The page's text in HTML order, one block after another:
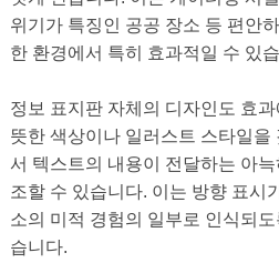
위기가 특징인 공공 장소 등 편안
한 환경에서 특히 효과적일 수 있
정보 표지판 자체의 디자인도 효
뜻한 색상이나 일러스트 스타일
서 텍스트의 내용이 전달하는 아
조할 수 있습니다. 이는 방향 표시
소의 미적 경험의 일부로 인식되
습니다.